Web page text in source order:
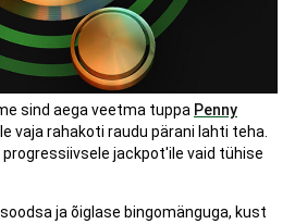
sind aega veetma tuppa Penny
vaja rahakoti raudu pärani lahti teha.
jackpot'ile vaid tühise
ja õiglase bingomänguga, kust